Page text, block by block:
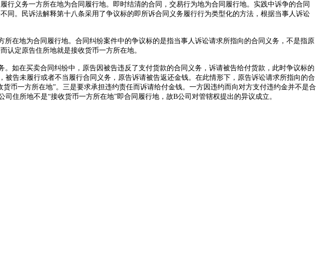
义务一方所在地为合同履行地。即时结清的合同，交易行为地为合同履行地。实践中诉争的合同
。民诉法解释第十八条采用了争议标的即所诉合同义务履行行为类型化的方法，根据当事人诉讼
在地为合同履行地。合同纠纷案件中的争议标的是指当事人诉讼请求所指向的合同义务，不是指原
认定原告住所地就是接收货币一方所在地。
如在买卖合同纠纷中，原告因被告违反了支付货款的合同义务，诉请被告给付货款，此时争议标的
告未履行或者不当履行合同义务，原告诉请被告返还金钱。在此情形下，原告诉讼请求所指向的合
币一方所在地”。三是要求承担违约责任而诉请给付金钱。一方因违约而向对方支付违约金并不是合
司住所地不是“接收货币一方所在地”即合同履行地，故B公司对管辖权提出的异议成立。